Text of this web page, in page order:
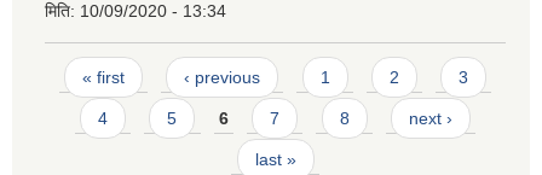
मिति: 10/09/2020 - 13:34
Pages
« first ‹ previous 1 2 3
4 5 6 7 8 next ›
last »